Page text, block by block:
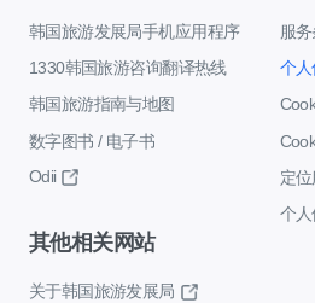
韩国旅游发展局手机应用程序
1330韩国旅游咨询翻译热线
韩国旅游指南与地图
数字图书 / 电子书
Odii
服
个
定
个
其他相关网站
关于韩国旅游发展局